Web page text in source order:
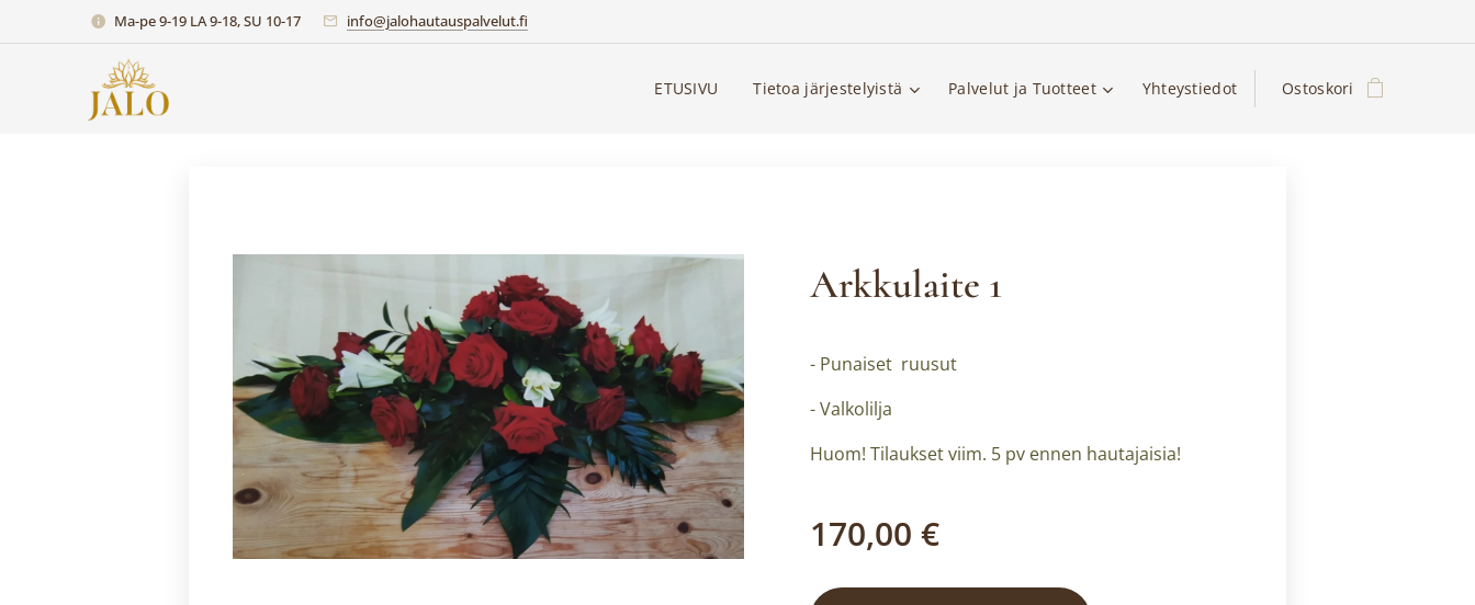
Ma-pe 9-19 LA 9-18, SU 10-17 info@jalohautauspalvelut.fi
ETUSIVU Tietoa järjestelyistä Palvelut ja Tuotteet Yhteystiedot Ostoskori
Arkkulaite 1
- Punaiset ruusut
- Valkolilja
Huom! Tilaukset viim. 5 pv ennen hautajaisia!
170,00 €